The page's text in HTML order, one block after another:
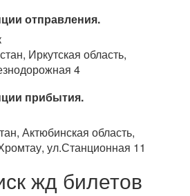
отправления.
Иркутская область,
4
прибытия.
Актюбинская область,
ул.Станционная 11
жд билетов